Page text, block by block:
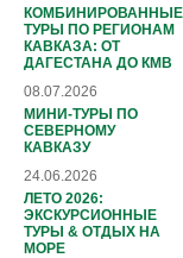
КОМБИНИРОВАННЫЕ
ТУРЫ ПО РЕГИОНАМ
КАВКАЗА: ОТ
ДАГЕСТАНА ДО КМВ
08.07.2026
МИНИ-ТУРЫ ПО
СЕВЕРНОМУ
КАВКАЗУ
24.06.2026
ЛЕТО 2026:
ЭКСКУРСИОННЫЕ
ТУРЫ & ОТДЫХ НА
МОРЕ